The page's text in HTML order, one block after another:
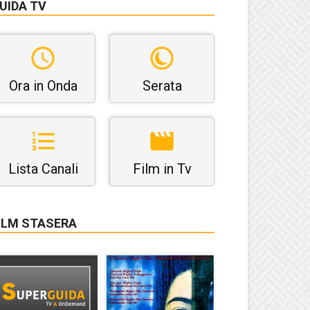
TV
Ora in Onda Serata
Lista Canali Film in Tv
STASERA